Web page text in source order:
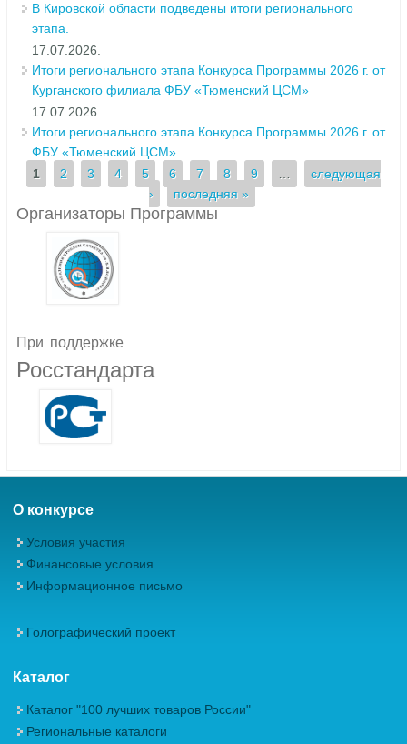
В Кировской области подведены итоги регионального
этапа.
17.07.2026.
Итоги регионального этапа Конкурса Программы 2026 г. от
Курганского филиала ФБУ «Тюменский ЦСМ»
17.07.2026.
Итоги регионального этапа Конкурса Программы 2026 г. от
ФБУ «Тюменский ЦСМ»
Страницы
1 2 3 4 5 6 7 8 9 …
следующая
›
последняя »
Организаторы Программы
При поддержке
Росстандарта
О конкурсе
Условия участия
Финансовые условия
Информационное письмо
Голографический проект
Каталог
Каталог "100 лучших товаров России"
Региональные каталоги